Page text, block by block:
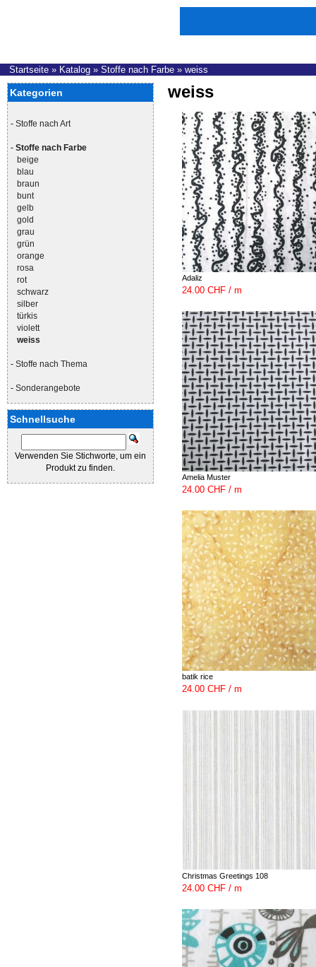
Startseite » Katalog » Stoffe nach Farbe » weiss
Kategorien
- Stoffe nach Art
- Stoffe nach Farbe
beige
blau
braun
bunt
gelb
gold
grau
grün
orange
rosa
rot
schwarz
silber
türkis
violett
weiss
- Stoffe nach Thema
- Sonderangebote
Schnellsuche
Verwenden Sie Stichworte, um ein
Produkt zu finden.
weiss
Adaliz
24.00 CHF / m
Amelia Muster
24.00 CHF / m
batik rice
24.00 CHF / m
Christmas Greetings 108
24.00 CHF / m